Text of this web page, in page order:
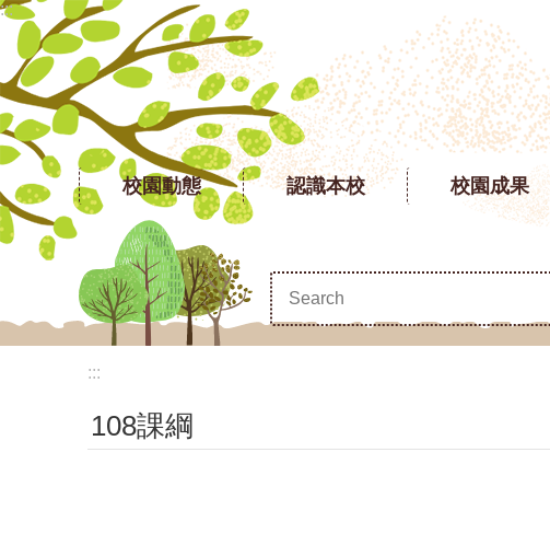
跳到主要內容區塊
:::
校園動態 認識本校 校園成果
:::
108課綱